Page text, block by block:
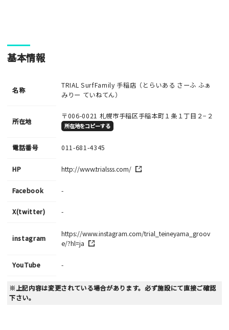
基本情報
名称
TRIAL SurfFamily 手稲店（とらいある さーふ ふぁ
みりー ていねてん）
所在地
〒006-0021 札幌市手稲区手稲本町１条１丁目２−２
所在地をコピーする
電話番号 011-681-4345
HP http://www.trialsss.com/
Facebook -
X(twitter) -
instagram
https://www.instagram.com/trial_teineyama_groov
e/?hl=ja
YouTube -
※上記内容は変更されている場合があります。必ず施設にて直接ご確認
下さい。